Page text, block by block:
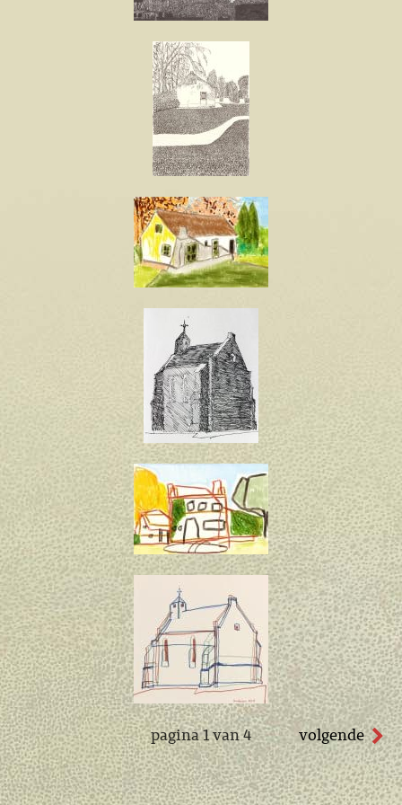
pagina 1 van 4 volgende